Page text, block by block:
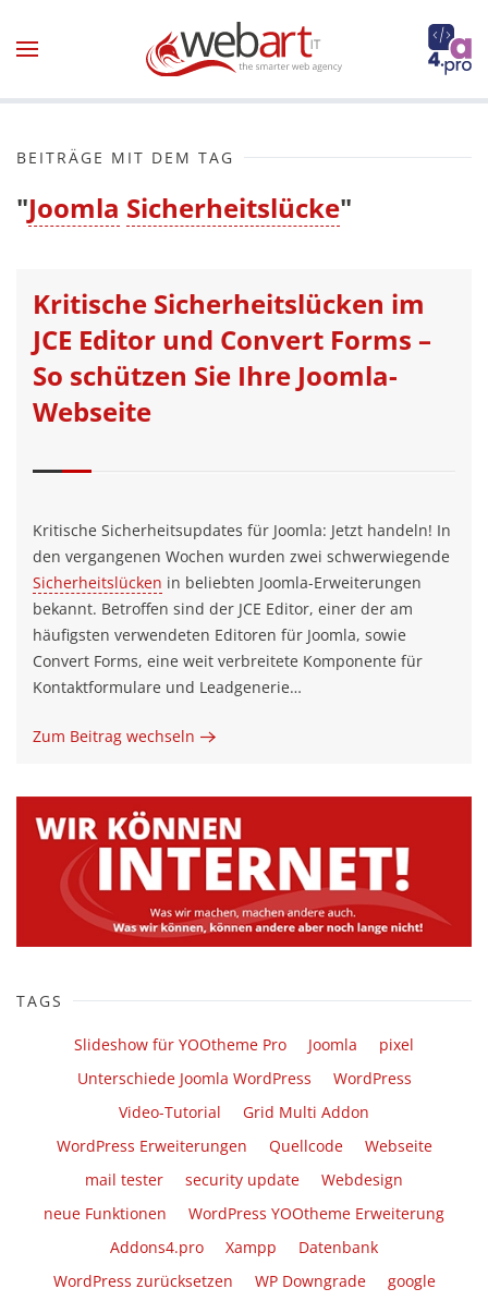
Zum Hauptinhalt springen
BEITRÄGE MIT DEM TAG
"Joomla Sicherheitslücke"
Kritische Sicherheitslücken im
JCE Editor und Convert Forms –
So schützen Sie Ihre Joomla-
Webseite
Kritische Sicherheitsupdates für Joomla: Jetzt handeln! In
den vergangenen Wochen wurden zwei schwerwiegende
Sicherheitslücken in beliebten Joomla-Erweiterungen
bekannt. Betroffen sind der JCE Editor, einer der am
häufigsten verwendeten Editoren für Joomla, sowie
Convert Forms, eine weit verbreitete Komponente für
Kontaktformulare und Leadgenerie…
Zum Beitrag wechseln
TAGS
Slideshow für YOOtheme Pro Joomla
pixel
Unterschiede Joomla WordPress
WordPress
Video-Tutorial
Grid Multi Addon
WordPress Erweiterungen
Quellcode
Webseite
mail tester
security update
Webdesign
neue Funktionen
WordPress YOOtheme Erweiterung
Addons4.pro
Xampp
Datenbank
WordPress zurücksetzen
WP Downgrade
google